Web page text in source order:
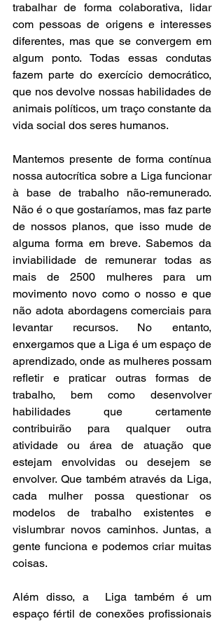
trabalhar de forma colaborativa, lidar
com pessoas de origens e interesses
diferentes, mas que se convergem em
algum ponto. Todas essas condutas
fazem parte do exercício democrático,
que nos devolve nossas habilidades de
animais políticos, um traço constante da
vida social dos seres humanos.
Mantemos presente de forma contínua
nossa autocrítica sobre a Liga funcionar
à base de trabalho não-remunerado.
Não é o que gostaríamos, mas faz parte
de nossos planos, que isso mude de
alguma forma em breve. Sabemos da
inviabilidade de remunerar todas as
mais de 2500 mulheres para um
movimento novo como o nosso e que
não adota abordagens comerciais para
levantar recursos. No entanto,
enxergamos que a Liga é um espaço de
aprendizado, onde as mulheres possam
refletir e praticar outras formas de
trabalho, bem como desenvolver
habilidades que certamente
contribuirão para qualquer outra
atividade ou área de atuação que
estejam envolvidas ou desejem se
envolver. Que também através da Liga,
cada mulher possa questionar os
modelos de trabalho existentes e
vislumbrar novos caminhos. Juntas, a
gente funciona e podemos criar muitas
coisas.
Além disso, a  Liga também é um
espaço fértil de conexões profissionais